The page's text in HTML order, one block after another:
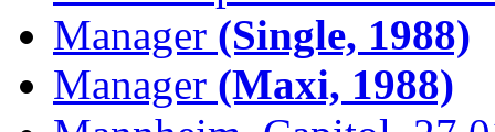
Manager (Single, 1988)
Manager (Maxi, 1988)